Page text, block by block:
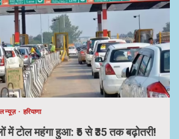
न्यूज़ हरियाणा
में टोल महंगा हुआ: ₹5 से ₹35 तक बढ़ोतरी!